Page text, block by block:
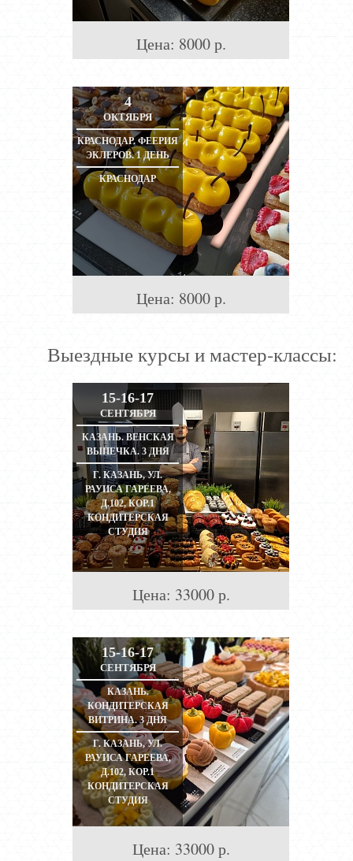
Цена: 8000 р.
4
ОКТЯБРЯ
КРАСНОДАР. ФЕЕРИЯ
ЭКЛЕРОВ. 1 ДЕНЬ
КРАСНОДАР
Цена: 8000 р.
Выездные курсы и мастер-классы:
15-16-17
СЕНТЯБРЯ
КАЗАНЬ. ВЕНСКАЯ
ВЫПЕЧКА. 3 ДНЯ
Г. КАЗАНЬ, УЛ.
РАУИСА ГАРЕЕВА,
Д.102, КОР.1
КОНДИТЕРСКАЯ
СТУДИЯ
Цена: 33000 р.
15-16-17
СЕНТЯБРЯ
КАЗАНЬ.
КОНДИТЕРСКАЯ
ВИТРИНА. 3 ДНЯ
Г. КАЗАНЬ, УЛ.
РАУИСА ГАРЕЕВА,
Д.102, КОР.1
КОНДИТЕРСКАЯ
СТУДИЯ
Цена: 33000 р.